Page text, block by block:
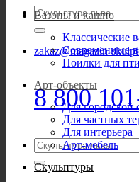
Искать:
zakaz@magazin-
8 800
Искать:
Вазоны и кашпо
Классические
Современные
Поилки для
Арт-объекты
Для городской
Для частных
Для интерьера
Арт-мебель
Скульптуры